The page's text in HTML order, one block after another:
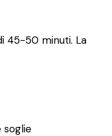
45-50 minuti. La
soglie